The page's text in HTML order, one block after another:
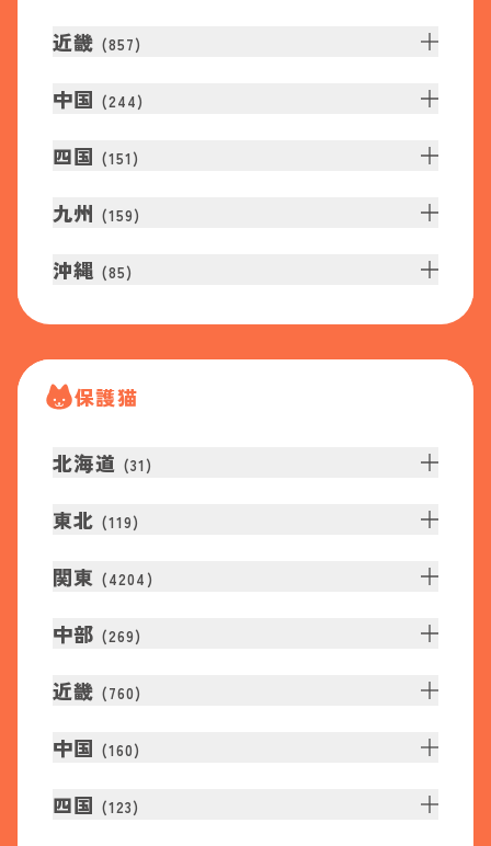
近畿 (857)
中国 (244)
四国 (151 )
九州 (159)
沖縄 (85)
保護猫
北海道 (31 )
東北 (119)
関東 (4204 )
中部 (269)
近畿 (760)
中国 (160)
四国 (123)